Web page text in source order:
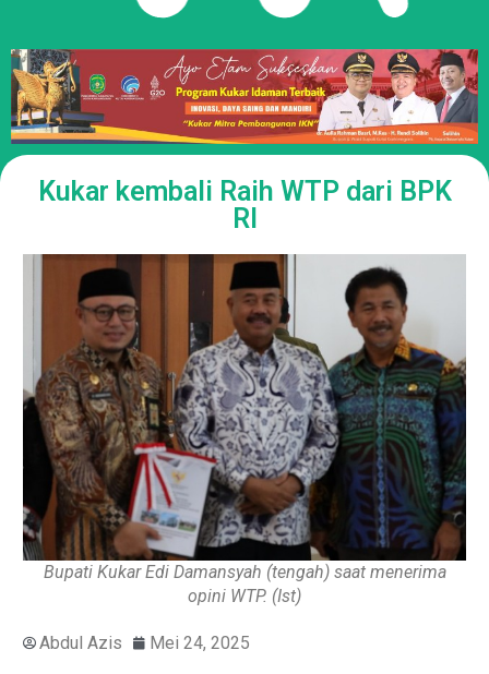
Kukar kembali Raih WTP dari BPK
RI
Bupati Kukar Edi Damansyah (tengah) saat menerima
opini WTP. (Ist)
Abdul Azis Mei 24, 2025